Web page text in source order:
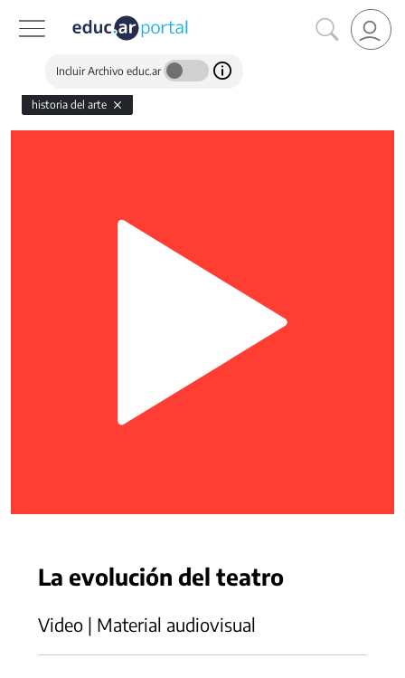
Incluir Archivo educ.ar
historia del arte
La evolución del teatro
Video | Material audiovisual